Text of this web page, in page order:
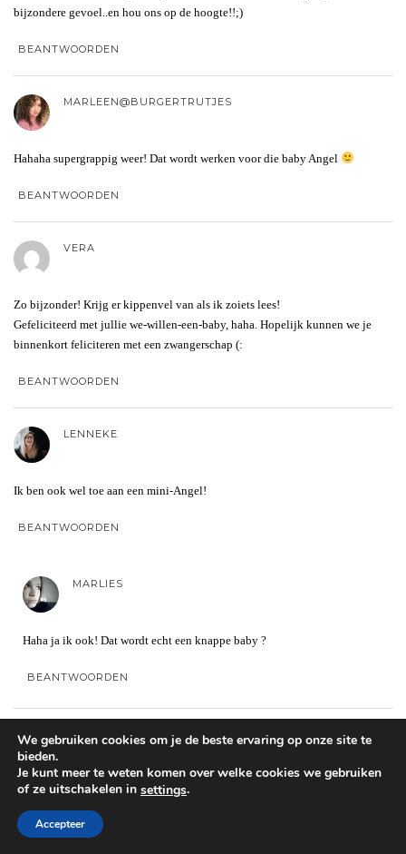
bijzondere gevoel..en hou ons op de hoogte!!;)
BEANTWOORDEN
MARLEEN@BURGERTRUTJES
Hahaha supergrappig weer! Dat wordt werken voor die baby Angel
BEANTWOORDEN
VERA
Zo bijzonder! Krijg er kippenvel van als ik zoiets lees!
Gefeliciteerd met jullie we-willen-een-baby, haha. Hopelijk kunnen we je
binnenkort feliciteren met een zwangerschap (:
BEANTWOORDEN
LENNEKE
Ik ben ook wel toe aan een mini-Angel!
BEANTWOORDEN
MARLIES
Haha ja ik ook! Dat wordt echt een knappe baby ?
BEANTWOORDEN
BELLA
Hoop voor jullie dat het allemaal gaat lukken, maar zelf al dik een jaar in
medische molen wegens diagnose azoospermie. Dus dat hij heeft lopen
‘rommelen’ met zijn zaadonderzoek bij zijn ex vind ik nogal heftig.. waarom
We gebruiken cookies om je de beste ervaring op onze site te
bieden.
Je kunt meer te weten komen over welke cookies we gebruiken
of ze uitschakelen in settings.
Accepteer